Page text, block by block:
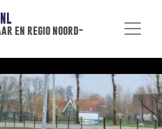
en regio noord-